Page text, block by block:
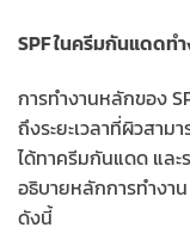
SPF ในครีมกันแดดทำ
การทำงานหลักของ
ถึงระยะเวลาที่ผิวสา
ได้ทาครีมกันแดด และ
อธิบายหลักการทำงา
ดังนี้